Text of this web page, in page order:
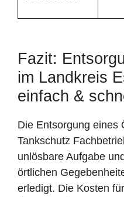
Fazit:
im Landkreis
einfach &
Die Entsorgung eines
Tankschutz
unlösbare Aufgabe
örtlichen
erledigt. Die Kosten